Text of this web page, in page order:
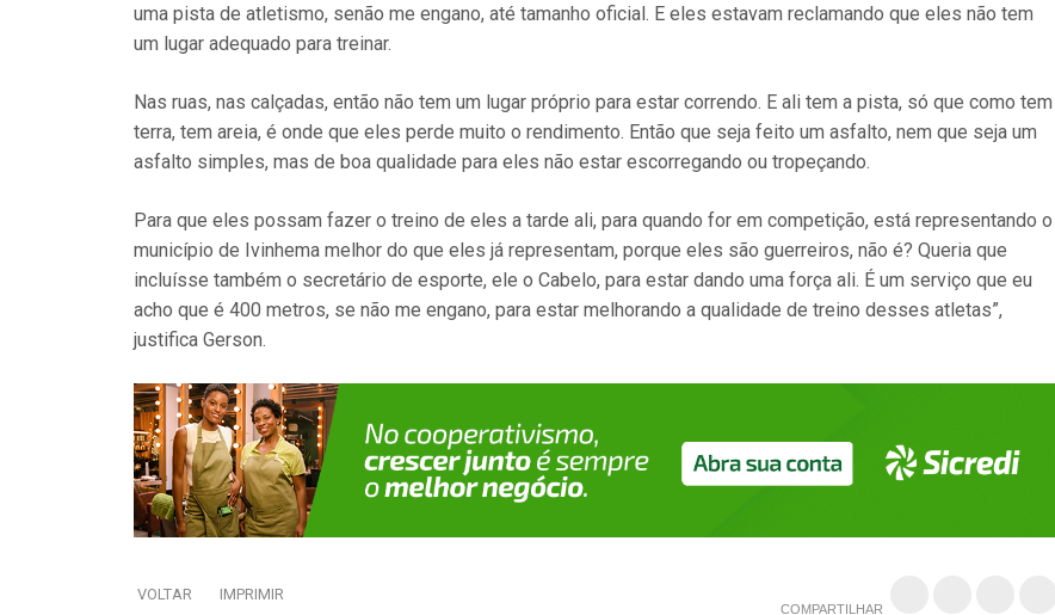
uma pista de atletismo, senão me engano, até tamanho oficial. E eles estavam reclamando que eles não tem
um lugar adequado para treinar.
Nas ruas, nas calçadas, então não tem um lugar próprio para estar correndo. E ali tem a pista, só que como tem
terra, tem areia, é onde que eles perde muito o rendimento. Então que seja feito um asfalto, nem que seja um
asfalto simples, mas de boa qualidade para eles não estar escorregando ou tropeçando.
Para que eles possam fazer o treino de eles a tarde ali, para quando for em competição, está representando o
município de Ivinhema melhor do que eles já representam, porque eles são guerreiros, não é? Queria que
incluísse também o secretário de esporte, ele o Cabelo, para estar dando uma força ali. É um serviço que eu
acho que é 400 metros, se não me engano, para estar melhorando a qualidade de treino desses atletas”,
justifica Gerson.
VOLTAR IMPRIMIR
COMPARTILHAR